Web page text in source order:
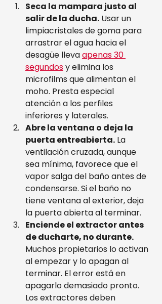
Seca la mampara justo al
salir de la ducha. Usar un
limpiacristales de goma para
arrastrar el agua hacia el
desagüe lleva apenas 30
segundos y elimina los
microfilms que alimentan el
moho. Presta especial
atención a los perfiles
inferiores y laterales.
Abre la ventana o deja la
puerta entreabierta. La
ventilación cruzada, aunque
sea mínima, favorece que el
vapor salga del baño antes de
condensarse. Si el baño no
tiene ventana al exterior, deja
la puerta abierta al terminar.
Enciende el extractor antes
de ducharte, no durante.
Muchos propietarios lo activan
al empezar y lo apagan al
terminar. El error está en
apagarlo demasiado pronto.
Los extractores deben